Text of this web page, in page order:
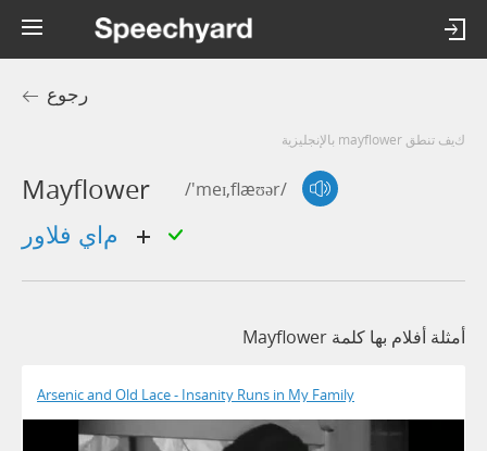
رجوع
كيف تنطق mayflower بالإنجليزية
Mayflower /'meɪ,flæʊər/
أمثلة أفلام بها كلمة Mayflower
Arsenic and Old Lace - Insanity Runs in My Family